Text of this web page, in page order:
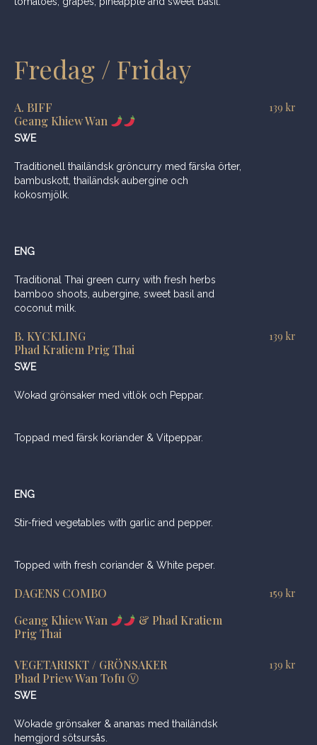
Fredag / Friday
A. BIFF
Geang Khiew Wan
SWE
Traditionell thailändsk gröncurry med färska örter,
bambuskott, thailändsk aubergine och
kokosmjölk.
ENG
Traditional Thai green curry with fresh herbs
bamboo shoots, aubergine, sweet basil and
coconut milk.
139 kr
B. KYCKLING
Phad Kratiem Prig Thai
SWE
Wokad grönsaker med vitlök och Peppar.
Toppad med färsk koriander & Vitpeppar.
ENG
Stir-fried vegetables with garlic and pepper.
Topped with fresh coriander & White peper.
139 kr
DAGENS COMBO
Geang Khiew Wan
& Phad Kratiem
Prig Thai
159 kr
VEGETARISKT / GRÖNSAKER
Phad Priew Wan Tofu Ⓥ
SWE
Wokade grönsaker & ananas med thailändsk
hemgjord sötsursås.
139 kr